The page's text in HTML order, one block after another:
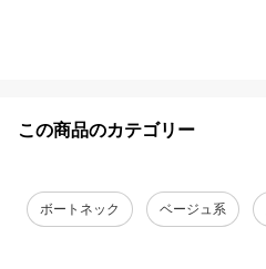
この商品のカテゴリー
ボートネック ベージュ系